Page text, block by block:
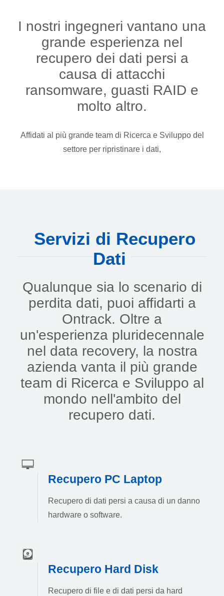
I nostri ingegneri vantano una
grande esperienza nel
recupero dei dati persi a
causa di attacchi
ransomware, guasti RAID e
molto altro.
Affidati al più grande team di Ricerca e Sviluppo del
settore per ripristinare i dati,
Servizi di Recupero
Dati
Qualunque sia lo scenario di
perdita dati, puoi affidarti a
Ontrack. Oltre a
un'esperienza pluridecennale
nel data recovery, la nostra
azienda vanta il più grande
team di Ricerca e Sviluppo al
mondo nell'ambito del
recupero dati.
Recupero PC Laptop
Recupero di dati persi a causa di un danno
hardware o software.
Recupero Hard Disk
Recupero di file e di dati persi da hard